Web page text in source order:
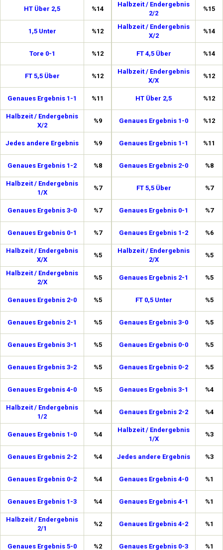
HT Über 2,5 %14
1,5 Unter %12
Tore 0-1 %12
FT 5,5 Über %12
Genaues Ergebnis 1-1 %11
Halbzeit / Endergebnis
X/2
%9
Jedes andere Ergebnis %9
Genaues Ergebnis 1-2 %8
Halbzeit / Endergebnis
1/X
%7
Genaues Ergebnis 3-0 %7
Genaues Ergebnis 0-1 %7
Halbzeit / Endergebnis
X/X
%5
Halbzeit / Endergebnis
2/X
%5
Genaues Ergebnis 2-0 %5
Genaues Ergebnis 2-1 %5
Genaues Ergebnis 3-1 %5
Genaues Ergebnis 3-2 %5
Genaues Ergebnis 4-0 %5
Halbzeit / Endergebnis
1/2
%4
Genaues Ergebnis 1-0 %4
Genaues Ergebnis 2-2 %4
Genaues Ergebnis 0-2 %4
Genaues Ergebnis 1-3 %4
Halbzeit / Endergebnis
2/1
%2
Genaues Ergebnis 5-0 %2
Halbzeit / Endergebnis
2/2
%15
Halbzeit / Endergebnis
X/2
%14
FT 4,5 Über %14
Halbzeit / Endergebnis
X/X
%12
HT Über 2,5 %12
Genaues Ergebnis 1-0 %12
Genaues Ergebnis 1-1 %11
Genaues Ergebnis 2-0 %8
FT 5,5 Über %7
Genaues Ergebnis 0-1 %7
Genaues Ergebnis 1-2 %6
Halbzeit / Endergebnis
2/X
%5
Genaues Ergebnis 2-1 %5
FT 0,5 Unter %5
Genaues Ergebnis 3-0 %5
Genaues Ergebnis 0-0 %5
Genaues Ergebnis 0-2 %5
Genaues Ergebnis 3-1 %4
Genaues Ergebnis 2-2 %4
Halbzeit / Endergebnis
1/X
%3
Jedes andere Ergebnis %3
Genaues Ergebnis 4-0 %1
Genaues Ergebnis 4-1 %1
Genaues Ergebnis 4-2 %1
Genaues Ergebnis 0-3 %1